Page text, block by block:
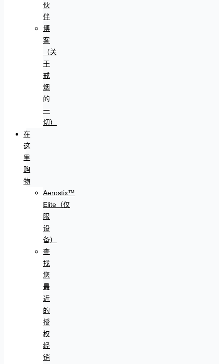
伙
伴
博
客
（关
于
戒
烟
的
一
切）
在
这
里
购
物
Aerostix™
Elite（仅
限
设
备）
查
找
您
最
近
的
授
权
经
销